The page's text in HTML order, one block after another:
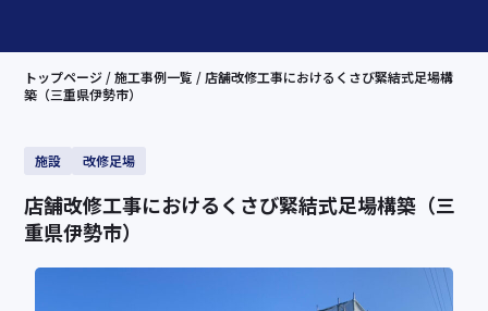
トップページ / 施工事例一覧 / 店舗改修工事におけるくさび緊結式足場構
築（三重県伊勢市）
施設 改修足場
店舗改修工事におけるくさび緊結式足場構築（三
重県伊勢市）